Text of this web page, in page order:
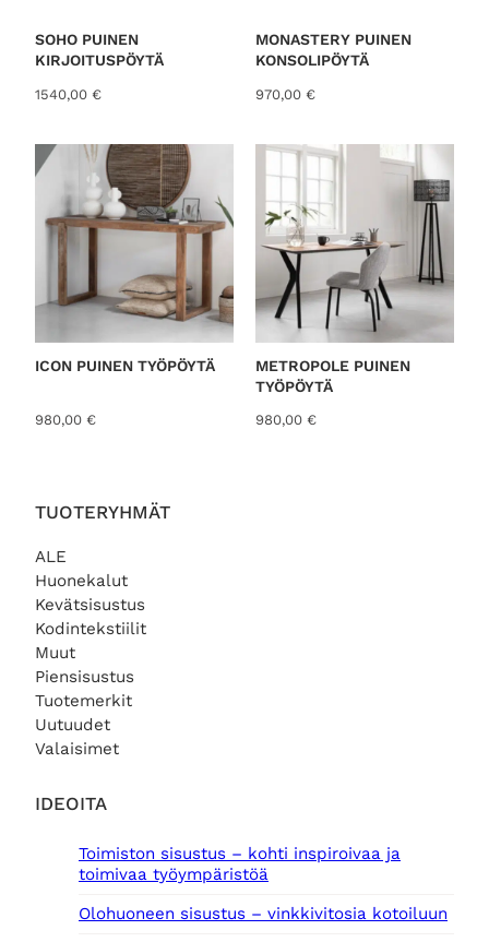
TUOTERYHMÄT
ALE
Huonekalut
Kevätsisustus
Kodintekstiilit
Muut
Piensisustus
Tuotemerkit
Uutuudet
Valaisimet
IDEOITA
Toimiston sisustus – kohti inspiroivaa ja
toimivaa työympäristöä
Olohuoneen sisustus – vinkkivitosia kotoiluun
e
SOHO PUINEN
KIRJOITUSPÖYTÄ
1540,00 €
MONASTERY PUINEN
KONSOLIPÖYTÄ
970,00 €
ICON PUINEN TYÖPÖYTÄ
980,00 €
METROPOLE PUINEN
TYÖPÖYTÄ
980,00 €